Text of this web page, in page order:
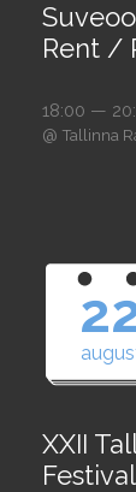
Rent /
18:00 —
@ Tallinna
XXII